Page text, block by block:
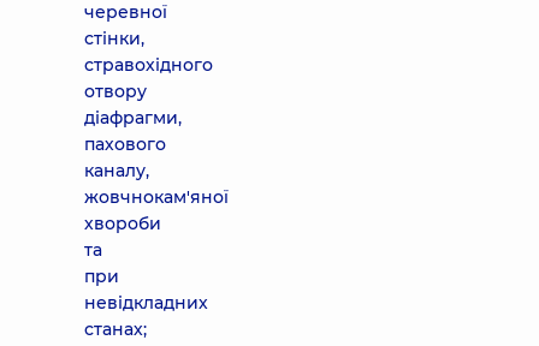
черевної
стінки,
стравохідного
отвору
діафрагми,
пахового
каналу,
жовчнокам'яної
хвороби
та
при
невідкладних
станах;